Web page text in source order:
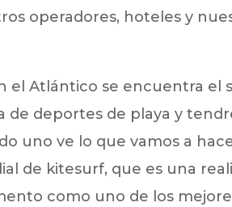
operadores, hoteles y
el Atlántico se encuentra el
de deportes de playa y
uno ve lo que vamos a
de kitesurf, que es una
como uno de los